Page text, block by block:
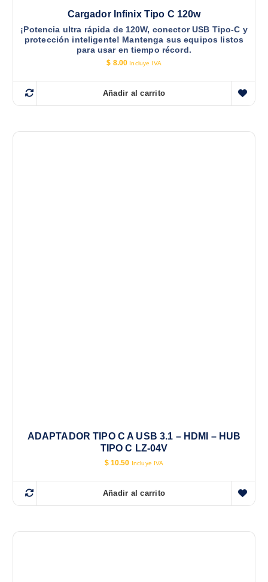
Cargador Infinix Tipo C 120w
¡Potencia ultra rápida de 120W, conector USB Tipo-C y
protección inteligente! Mantenga sus equipos listos
para usar en tiempo récord.
$ 8.00 Incluye IVA
Añadir al carrito
ADAPTADOR TIPO C A USB 3.1 – HDMI – HUB
TIPO C LZ-04V
$10.50 Incluye IVA
Añadir al carrito